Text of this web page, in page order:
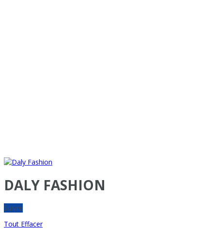
DALY FASHION
Suivre
Tout Effacer